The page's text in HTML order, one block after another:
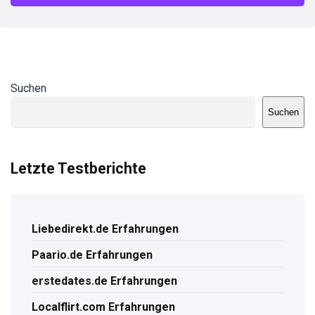
Suchen
Suchen
Letzte Testberichte
Liebedirekt.de Erfahrungen
Paario.de Erfahrungen
erstedates.de Erfahrungen
Localflirt.com Erfahrungen